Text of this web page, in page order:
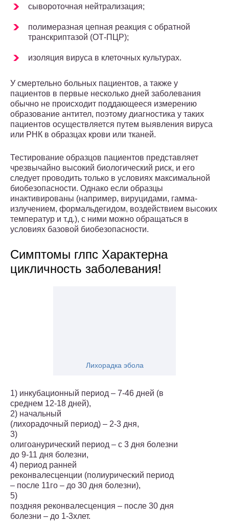
сывороточная нейтрализация;
полимеразная цепная реакция с обратной
транскриптазой (ОТ-ПЦР);
изоляция вируса в клеточных культурах.
У смертельно больных пациентов, а также у
пациентов в первые несколько дней заболевания
обычно не происходит поддающееся измерению
образование антител, поэтому диагностика у таких
пациентов осуществляется путем выявления вируса
или РНК в образцах крови или тканей.
Тестирование образцов пациентов представляет
чрезвычайно высокий биологический риск, и его
следует проводить только в условиях максимальной
биобезопасности. Однако если образцы
инактивированы (например, вируцидами, гамма-
излучением, формальдегидом, воздействием высоких
температур и т.д.), с ними можно обращаться в
условиях базовой биобезопасности.
Симптомы глпс Характерна
цикличность заболевания!
Лихорадка эбола
1) инкубационный период – 7-46 дней (в
среднем 12-18 дней),
2) начальный
(лихорадочный период) – 2-3 дня,
3)
олигоанурический период – с 3 дня болезни
до 9-11 дня болезни,
4) период ранней
реконвалесценции (полиурический период
– после 11го – до 30 дня болезни),
5)
поздняя реконвалесценция – после 30 дня
болезни – до 1-3хлет.